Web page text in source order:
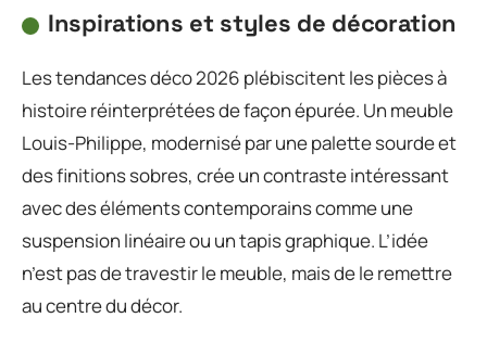
Inspirations et styles de décoration
Les tendances déco 2026 plébiscitent les pièces à
histoire réinterprétées de façon épurée. Un meuble
Louis-Philippe, modernisé par une palette sourde et
des finitions sobres, crée un contraste intéressant
avec des éléments contemporains comme une
suspension linéaire ou un tapis graphique. L’idée
n’est pas de travestir le meuble, mais de le remettre
au centre du décor.